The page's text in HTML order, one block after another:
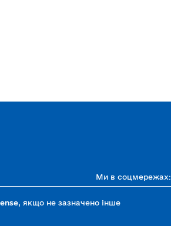
Ми в соцмережах:
, якщо не зазначено інше